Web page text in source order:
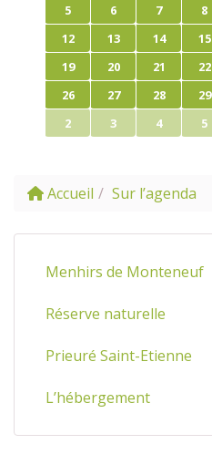
5
6 7 8
12
13 14 15
19
20 21 22
26
27 28 29
2
3 4 5
Accueil Sur l’agenda
Menhirs de Monteneuf
Réserve naturelle
Prieuré Saint-Etienne
L’hébergement